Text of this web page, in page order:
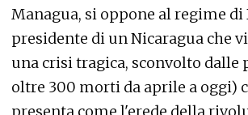
Managua, si oppone al regime di
presidente di un Nicaragua che
una crisi tragica, sconvolto dalle
oltre 300 morti da aprile a oggi)